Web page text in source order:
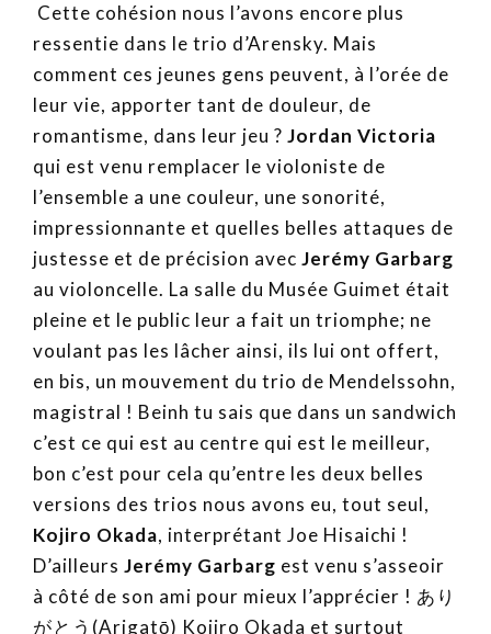
Cette cohésion nous l’avons encore plus
ressentie dans le trio d’Arensky. Mais
comment ces jeunes gens peuvent, à l’orée de
leur vie, apporter tant de douleur, de
romantisme, dans leur jeu ? Jordan Victoria
qui est venu remplacer le violoniste de
l’ensemble a une couleur, une sonorité,
impressionnante et quelles belles attaques de
justesse et de précision avec Jerémy Garbarg
au violoncelle. La salle du Musée Guimet était
pleine et le public leur a fait un triomphe; ne
voulant pas les lâcher ainsi, ils lui ont offert,
en bis, un mouvement du trio de Mendelssohn,
magistral ! Beinh tu sais que dans un sandwich
c’est ce qui est au centre qui est le meilleur,
bon c’est pour cela qu’entre les deux belles
versions des trios nous avons eu, tout seul,
Kojiro Okada, interprétant Joe Hisaichi !
D’ailleurs Jerémy Garbarg est venu s’asseoir
à côté de son ami pour mieux l’apprécier ! あり
がとう(Arigatō) Kojiro Okada et surtout